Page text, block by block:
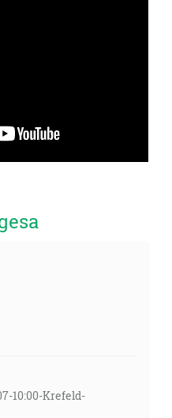
10:00-Krefeld-